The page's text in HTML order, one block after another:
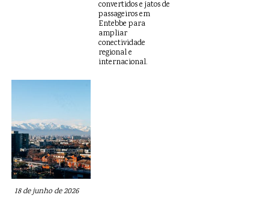
convertidos e jatos de
passageiros em
Entebbe para
ampliar
conectividade
regional e
internacional.
18 de junho de 2026